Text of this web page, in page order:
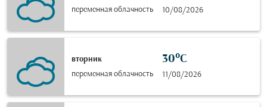
переменная облачность
10/08/2026
вторник
переменная облачность
30°C
11/08/2026